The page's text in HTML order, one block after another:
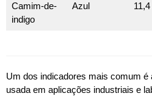
Camim-de-
indigo
Azul
Um dos indicadores mais comum é
usada em aplicações industriais e